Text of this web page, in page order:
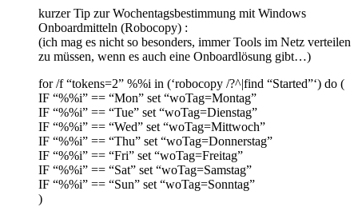
kurzer Tip zur Wochentagsbestimmung mit Windows
Onboardmitteln (Robocopy) :
(ich mag es nicht so besonders, immer Tools im Netz verteilen
zu müssen, wenn es auch eine Onboardlösung gibt…)
for /f “tokens=2” %%i in (‘robocopy /?^|find “Started”‘) do (
IF “%%i” == “Mon” set “woTag=Montag”
IF “%%i” == “Tue” set “woTag=Dienstag”
IF “%%i” == “Wed” set “woTag=Mittwoch”
IF “%%i” == “Thu” set “woTag=Donnerstag”
IF “%%i” == “Fri” set “woTag=Freitag”
IF “%%i” == “Sat” set “woTag=Samstag”
IF “%%i” == “Sun” set “woTag=Sonntag”
)